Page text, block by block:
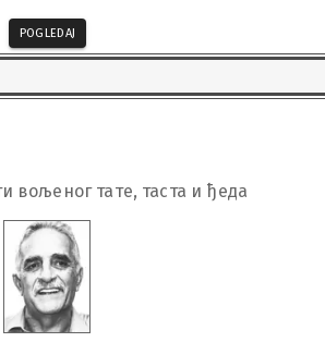
POGLEDAJ
вољеног тате, таста и ђеда